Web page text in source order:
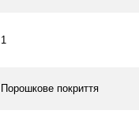
1
Порошкове покриття